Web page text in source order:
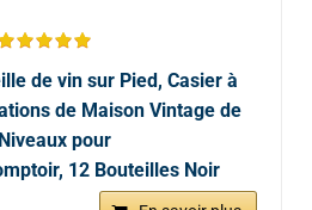
de vin sur Pied, Casier à
de Maison Vintage de
pour
12 Bouteilles Noir